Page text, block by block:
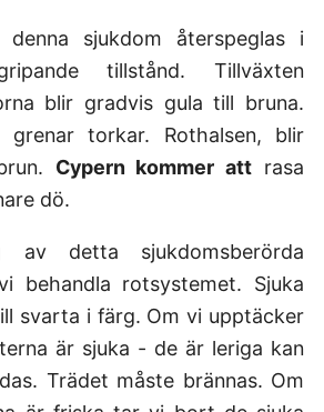
denna sjukdom återspeglas i
tillstånd. Tillväxten
blir gradvis gula till bruna.
torkar. Rothalsen, blir
Cypern kommer att rasa
dö.
av detta sjukdomsberörda
behandla rotsystemet. Sjuka
svarta i färg. Om vi upptäcker
är sjuka - de är leriga kan
Trädet måste brännas. Om